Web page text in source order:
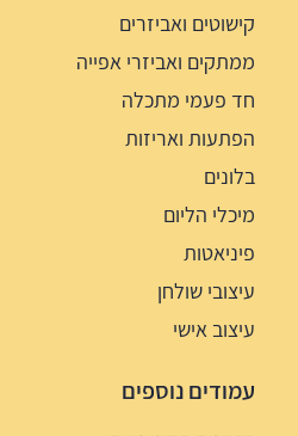
קישוטים ואביזרים
ממתקים ואביזרי אפייה
חד פעמי מתכלה
הפתעות ואריזות
בלונים
מיכלי הליום
פיניאטות
עיצובי שולחן
עיצוב אישי
עמודים נוספים